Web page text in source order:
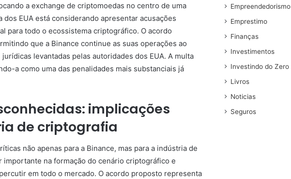
a exchange de criptomoedas no centro de uma
EUA está considerando apresentar acusações
para todo o ecossistema criptográfico. O acordo
que a Binance continue as suas operações ao
levantadas pelas autoridades dos EUA. A multa
a como uma das penalidades mais substanciais já
implicações
de criptografia
não apenas para a Binance, mas para a indústria de
na formação do cenário criptográfico e
em todo o mercado. O acordo proposto representa
Empreendedorismo
Emprestimo
Finanças
Investimentos
Investindo do Zero
Livros
Noticias
Seguros